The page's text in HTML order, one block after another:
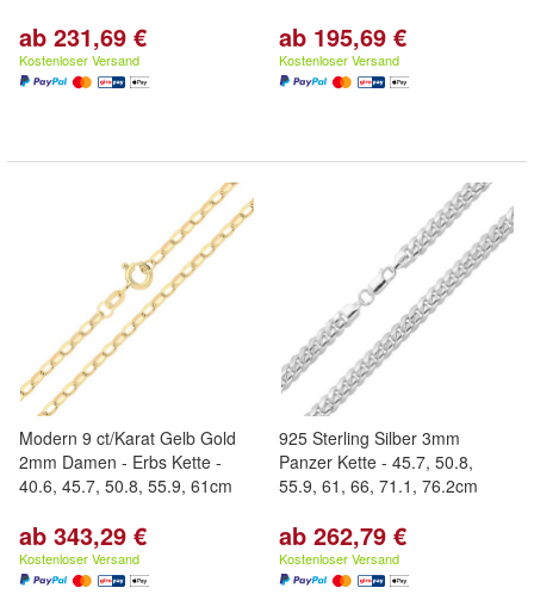
ab 231,69 €
Kostenloser Versand
ab 195,69 €
Kostenloser Versand
Modern 9 ct/Karat Gelb Gold
2mm Damen - Erbs Kette -
40.6, 45.7, 50.8, 55.9, 61cm
ab 343,29 €
Kostenloser Versand
925 Sterling Silber 3mm
Panzer Kette - 45.7, 50.8,
55.9, 61, 66, 71.1, 76.2cm
ab 262,79 €
Kostenloser Versand